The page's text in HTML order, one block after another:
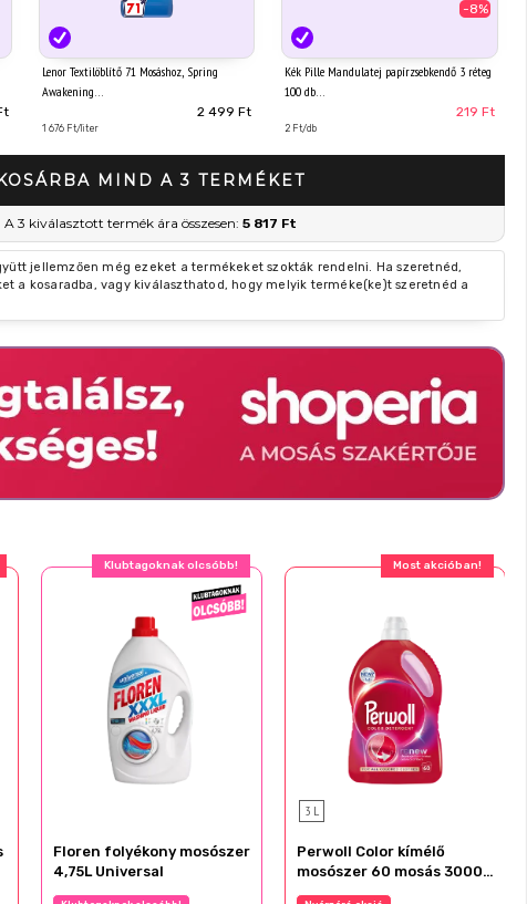
Lenor Textilöblítő 71 Mosáshoz, Spring
Awakening
2 499 Ft
1 676 Ft/liter
-8%
Kék Pille Mandulatej papírzsebkendő 3 réteg
100 db
219 Ft
2 Ft/db
MIND A 3 TERMÉKET
A 3 kiválasztott termék ára összesen: 5 817 Ft
jellemzően még ezeket a termékeket szokták rendelni. Ha szeretnéd,
a kosaradba, vagy kiválaszthatod, hogy melyik terméke(ke)t szeretnéd a
Klubtagoknak olcsóbb!
Floren folyékony mosószer
4,75L Universal
Most akcióban!
3 L
Perwoll Color kímélő
mosószer 60 mosás 3000
ml